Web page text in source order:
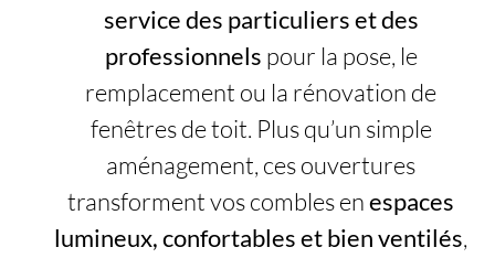
service des particuliers et des
professionnels pour la pose, le
remplacement ou la rénovation de
fenêtres de toit. Plus qu’un simple
aménagement, ces ouvertures
transforment vos combles enespaces
lumineux, confortables et bien ventilés,